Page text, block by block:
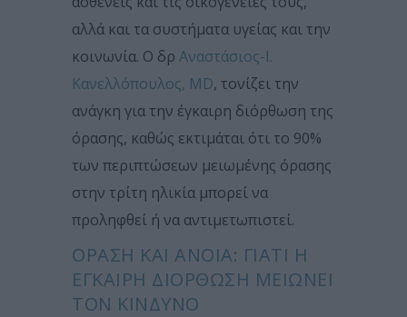
αλλά και τα συστήματα υγείας και την
κοινωνία. Ο δρ Αναστάσιος-Ι.
Κανελλόπουλος, MD, τονίζει την
ανάγκη για την έγκαιρη διόρθωση της
όρασης, καθώς εκτιμάται ότι το 90%
των περιπτώσεων μειωμένης όρασης
στην τρίτη ηλικία μπορεί να
προληφθεί ή να αντιμετωπιστεί.
ΟΡΑΣΗ ΚΑΙ ΑΝΟΙΑ: ΓΙΑΤΊ Η
ΈΓΚΑΙΡΗ ΔΙΌΡΘΩΣΗ ΜΕΙΏΝΕΙ
ΤΟΝ ΚΊΝΔΥΝΟ